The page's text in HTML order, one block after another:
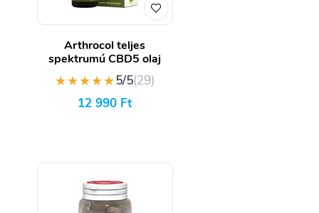
Arthrocol teljes
spektrumú CBD5 olaj
★★★★★5/5(29)
12 990 Ft